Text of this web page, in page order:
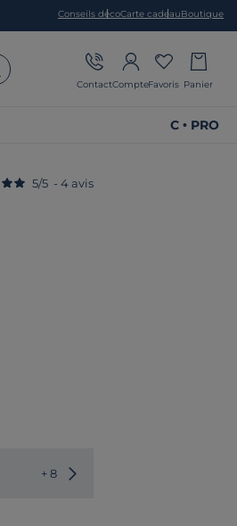
Conseils décoCarte cadeauBoutique
ContactCompteFavoris Panier
C • PRO
5/5 - 4 avis
+ 8 Choisir une autre couleur